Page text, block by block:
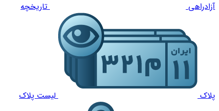
آزادراهی تاریخچه
پلاک لیست پلاک